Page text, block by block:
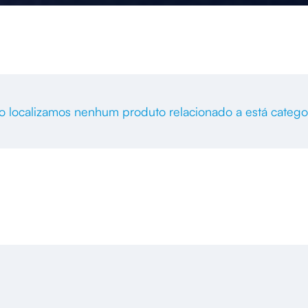
localizamos nenhum produto relacionado a está